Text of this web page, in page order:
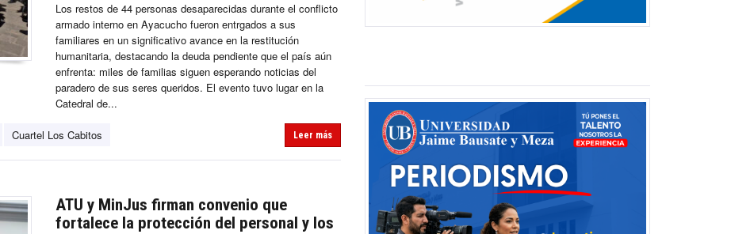
Los restos de 44 personas desaparecidas durante el conflicto
armado interno en Ayacucho fueron entrgados a sus
familiares en un significativo avance en la restitución
humanitaria, destacando la deuda pendiente que el país aún
enfrenta: miles de familias siguen esperando noticias del
paradero de sus seres queridos. El evento tuvo lugar en la
Catedral de...
Cuartel Los Cabitos Leer más
ATU y MinJus firman convenio que
fortalece la protección del personal y los